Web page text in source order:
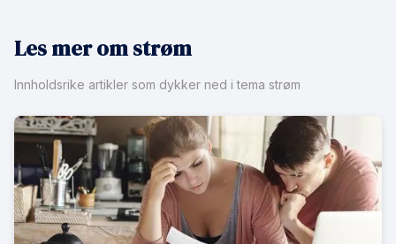
Les mer om strøm
Innholdsrike artikler som dykker ned i tema strøm